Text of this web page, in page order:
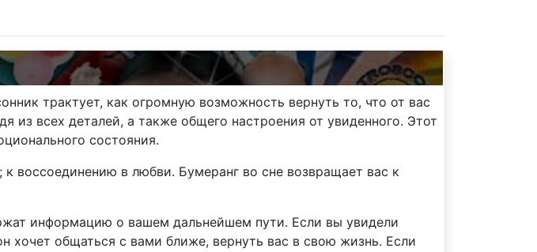
трактует, как огромную возможность вернуть то, что от вас
из всех деталей, а также общего настроения от увиденного. Этот
состояния.
воссоединению в любви. Бумеранг во сне возвращает вас к
информацию о вашем дальнейшем пути. Если вы увидели
хочет общаться с вами ближе, вернуть вас в свою жизнь. Если